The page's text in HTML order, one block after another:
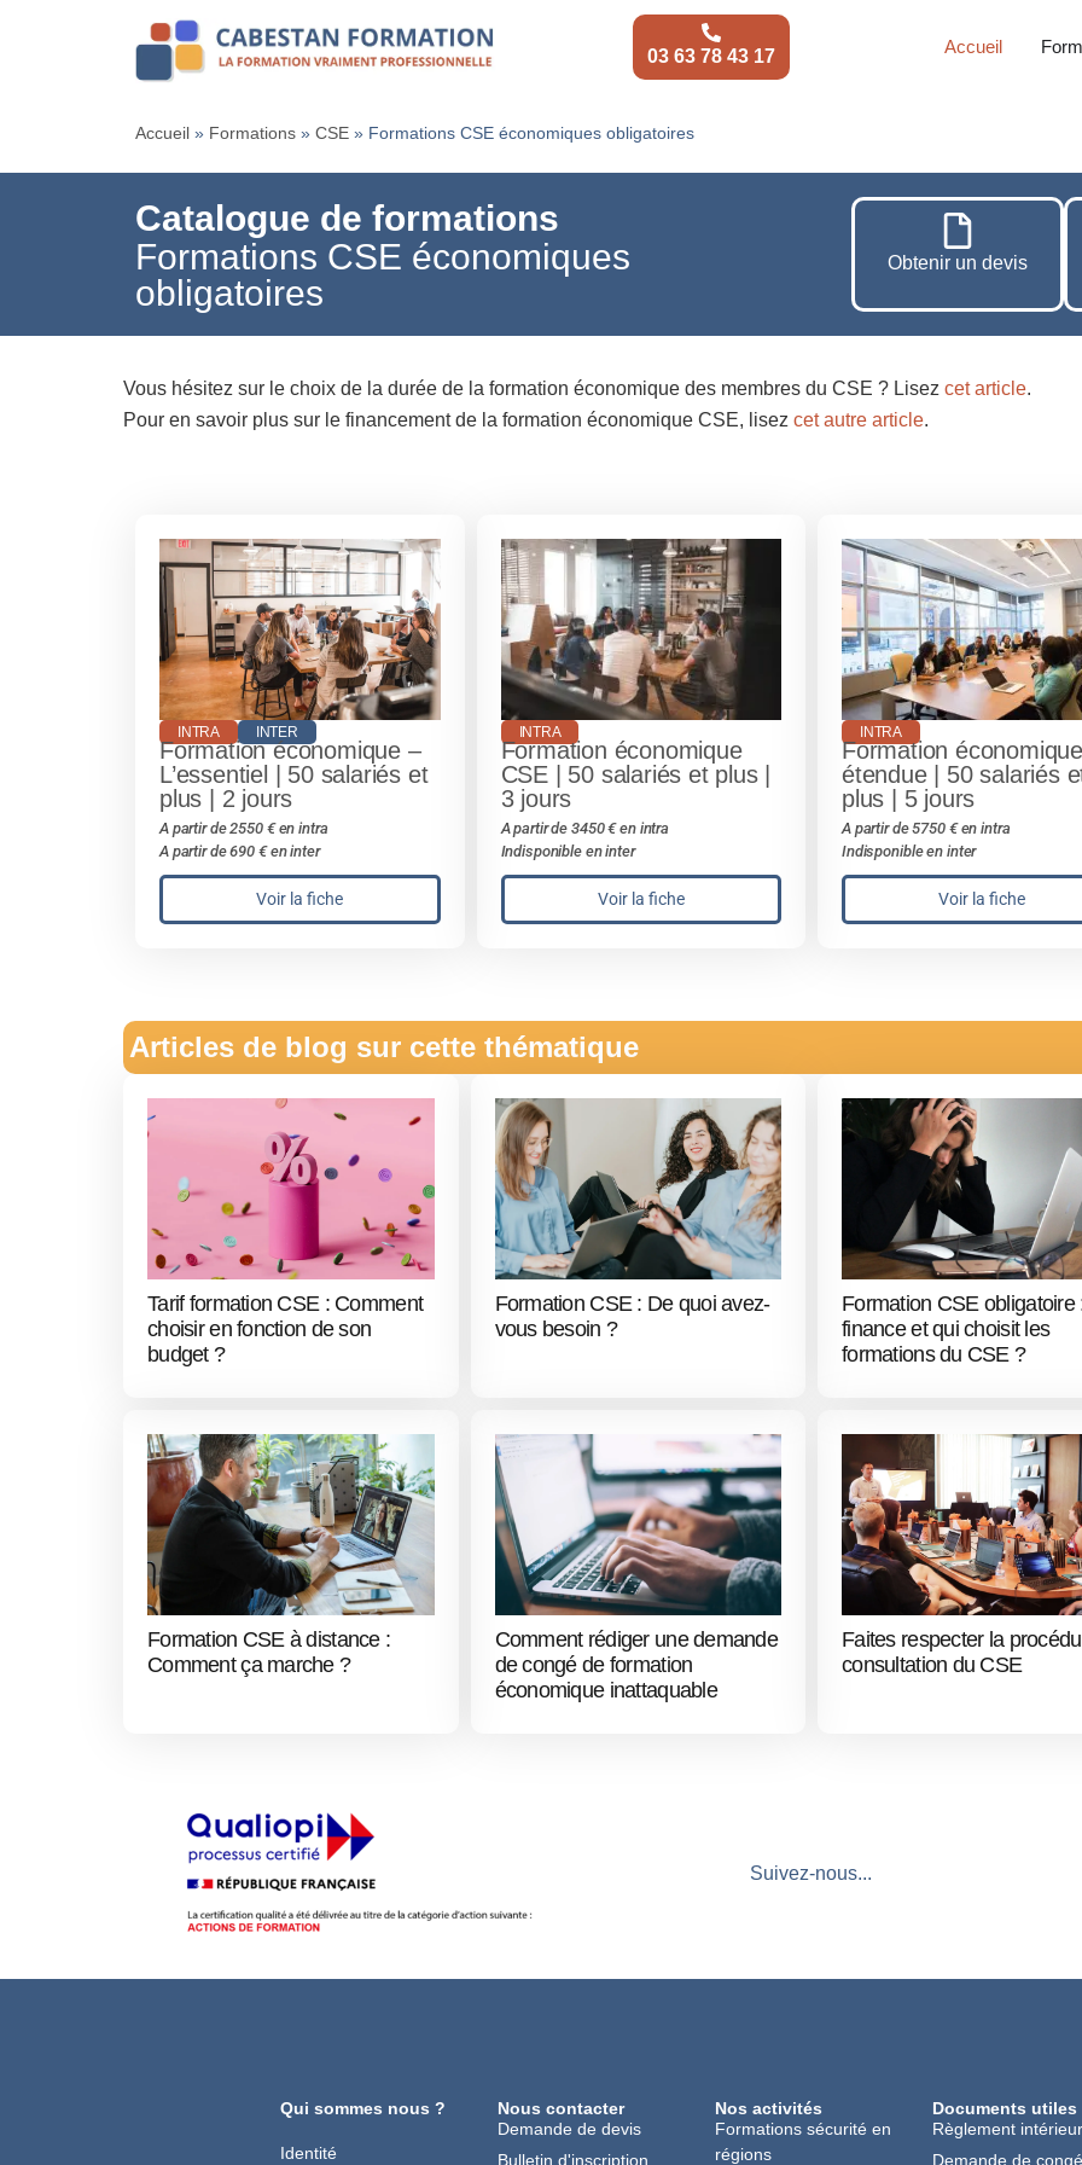
03 63 78 43 17 Accueil
Accueil » Formations » CSE » Formations CSE économiques obligatoires
Formations CSE économiques
obligatoires
Catalogue de formations
Obtenir un devis
Vous hésitez sur le choix de la durée de la formation économique des membres du CSE ? Lisez cet article.
Pour en savoir plus sur le financement de la formation économique CSE, lisez cet autre article.
INTRA INTER
Formation économique –
L’essentiel | 50 salariés et
plus | 2 jours
A partir de 2550 € en intra
A partir de 690 € en inter
Voir la fiche
INTRA
Formation économique
CSE | 50 salariés et plus |
3 jours
A partir de 3450 € en intra
Indisponible en inter
Voir la fiche
INTRA
Formation
étendue | 50 salariés
plus | 5 jours
A partir de 5750 € en intra
Indisponible en inter
Voir la fiche
Articles de blog sur cette thématique
Tarif formation CSE : Comment
choisir en fonction de son
budget ?
Formation CSE : De quoi avez-
vous besoin ?
Formation CSE obligatoire
finance et qui choisit les
formations du CSE ?
Formation CSE à distance :
Comment ça marche ?
Comment rédiger une demande
de congé de formation
économique inattaquable
Faites respecter la
consultation du CSE
Suivez-nous...
Qui sommes nous ?
Identité
Nous contacter
Demande de devis
Bulletin d'inscription
Nos activités
Formations sécurité en
régions
Documents utiles
Règlement intérieur
Demande de congé